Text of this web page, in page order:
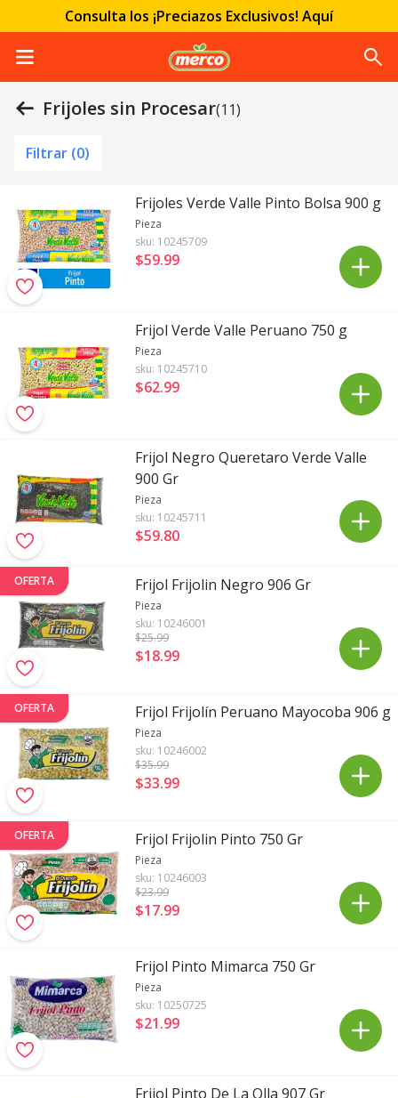
Consulta los ¡Preciazos Exclusivos! Aquí
Frijoles sin Procesar(11)
Filtrar (0)
Frijoles Verde Valle Pinto Bolsa 900 g
Pieza
sku: 10245709
$59.99
Frijol Verde Valle Peruano 750 g
Pieza
sku: 10245710
$62.99
Frijol Negro Queretaro Verde Valle
900 Gr
Pieza
sku: 10245711
$59.80
OFERTA Frijol Frijolin Negro 906 Gr
Pieza
sku: 10246001
$25.99
$18.99
OFERTA Frijol Frijolín Peruano Mayocoba 906 g
Pieza
sku: 10246002
$35.99
$33.99
OFERTA Frijol Frijolin Pinto 750 Gr
Pieza
sku: 10246003
$23.99
$17.99
Frijol Pinto Mimarca 750 Gr
Pieza
sku: 10250725
$21.99
Frijol Pinto De La Olla 907 Gr